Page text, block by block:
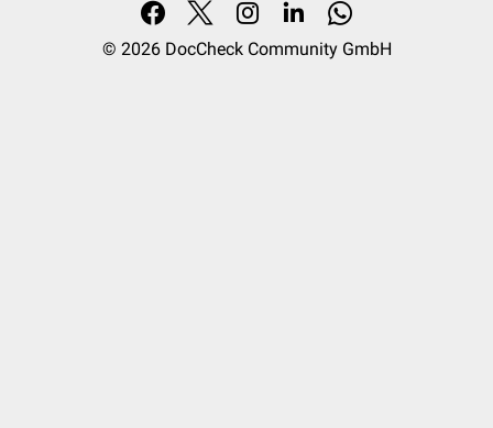
© 2026 DocCheck Community GmbH